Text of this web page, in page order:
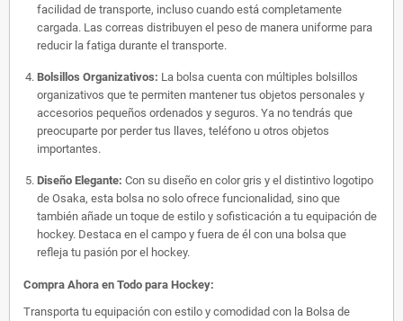
facilidad de transporte, incluso cuando está completamente
cargada. Las correas distribuyen el peso de manera uniforme para
reducir la fatiga durante el transporte.
Bolsillos Organizativos: La bolsa cuenta con múltiples bolsillos
organizativos que te permiten mantener tus objetos personales y
accesorios pequeños ordenados y seguros. Ya no tendrás que
preocuparte por perder tus llaves, teléfono u otros objetos
importantes.
Diseño Elegante: Con su diseño en color gris y el distintivo logotipo
de Osaka, esta bolsa no solo ofrece funcionalidad, sino que
también añade un toque de estilo y sofisticación a tu equipación de
hockey. Destaca en el campo y fuera de él con una bolsa que
refleja tu pasión por el hockey.
Compra Ahora en Todo para Hockey:
Transporta tu equipación con estilo y comodidad con la Bolsa de